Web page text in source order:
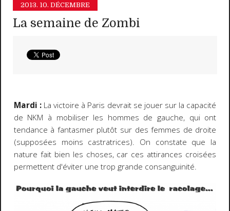
2013. 10. DÉCEMBRE
La semaine de Zombi
Mardi :La victoire à Paris devrait se jouer sur la capacité
de NKM à mobiliser les hommes de gauche, qui ont
tendance à fantasmer plutôt sur des femmes de droite
(supposées moins castratrices). On constate que la
nature fait bien les choses, car ces attirances croisées
permettent d'éviter une trop grande consanguinité.